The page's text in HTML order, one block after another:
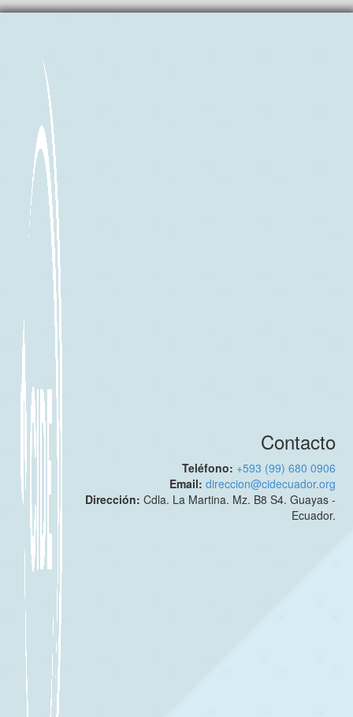
Contacto
Teléfono: +593 (99) 680 0906
Email:direccion@cidecuador.org
Dirección:Cdla. La Martina. Mz. B8 S4. Guayas -
Ecuador.